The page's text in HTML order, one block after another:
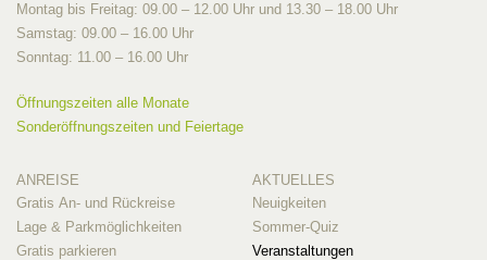
Montag bis Freitag: 09.00 – 12.00 Uhr und 13.30 – 18.00 Uhr
Samstag: 09.00 – 16.00 Uhr
Sonntag: 11.00 – 16.00 Uhr
Öffnungszeiten alle Monate
Sonderöffnungszeiten und Feiertage
ANREISE
Gratis An- und Rückreise
Lage & Parkmöglichkeiten
Gratis parkieren
AKTUELLES
Neuigkeiten
Sommer-Quiz
Veranstaltungen